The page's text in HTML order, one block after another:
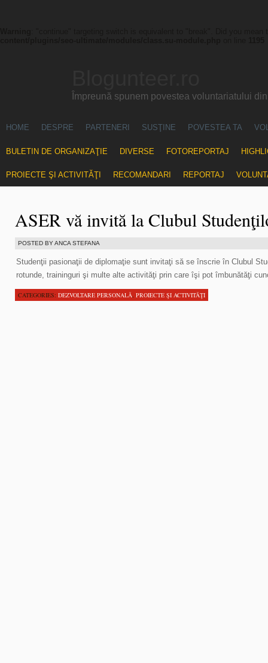
Împreună spunem povestea voluntariatului
HOME DESPRE PARTENERI SUSŢINE POVESTEA TA
BULETIN DE ORGANIZAŢIE DIVERSE FOTOREPORTAJ
PROIECTE ŞI ACTIVITĂŢI RECOMANDARI REPORTAJ
ASER vă invită la Clubul
POSTED BY ANCA STEFANA
Studenţii pasionaţii de diplomaţie sunt invitaţi să se înscrie în Clubul
rotunde, traininguri şi multe alte activităţi prin care îşi pot îmbunătăţi
CATEGORIES: DEZVOLTARE PERSONALĂ, PROIECTE ŞI ACTIVITĂŢI